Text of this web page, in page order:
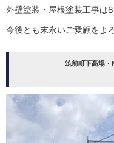
外壁塗装・屋根塗装工事は
今後とも末永いご愛顧をよ
筑前町下高場